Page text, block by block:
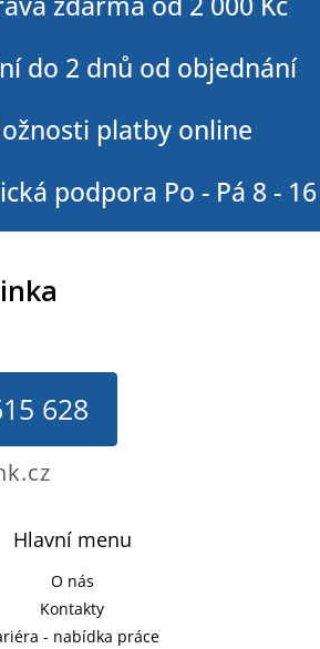
Hlavní menu
O nás
Kontakty
- nabídka práce
628
do 2 dnů od objednání
platby online
podpora Po - Pá 8 - 16